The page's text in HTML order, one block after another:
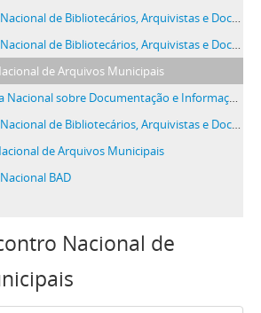
de Bibliotecários, Arquivistas e Documentalistas
de Bibliotecários, Arquivistas e Documentalistas
de Arquivos Municipais
sobre Documentação e Informação na Administração Pública
de Bibliotecários, Arquivistas e Documentalistas - PORTO
de Arquivos Municipais
BAD
Nacional de